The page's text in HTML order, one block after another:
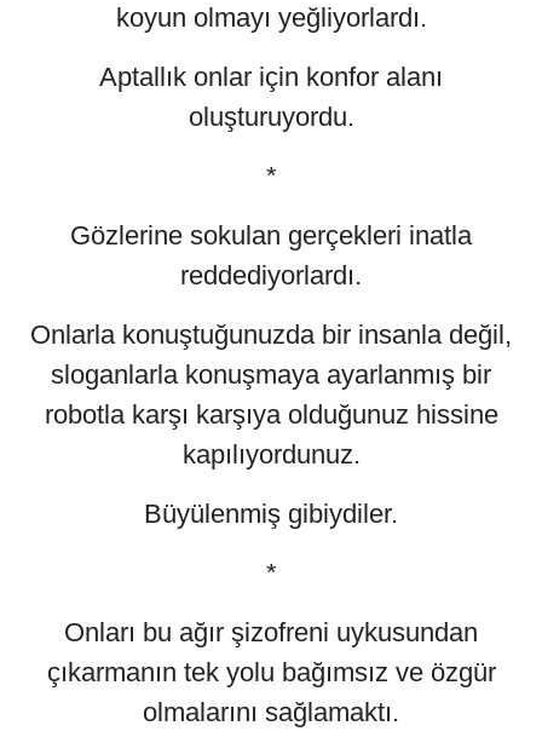
koyun olmayı yeğliyorlardı.
Aptallık onlar için konfor alanı
oluşturuyordu.
*
Gözlerine sokulan gerçekleri inatla
reddediyorlardı.
Onlarla konuştuğunuzda bir insanla değil,
sloganlarla konuşmaya ayarlanmış bir
robotla karşı karşıya olduğunuz hissine
kapılıyordunuz.
Büyülenmiş gibiydiler.
*
Onları bu ağır şizofreni uykusundan
çıkarmanın tek yolu bağımsız ve özgür
olmalarını sağlamaktı.